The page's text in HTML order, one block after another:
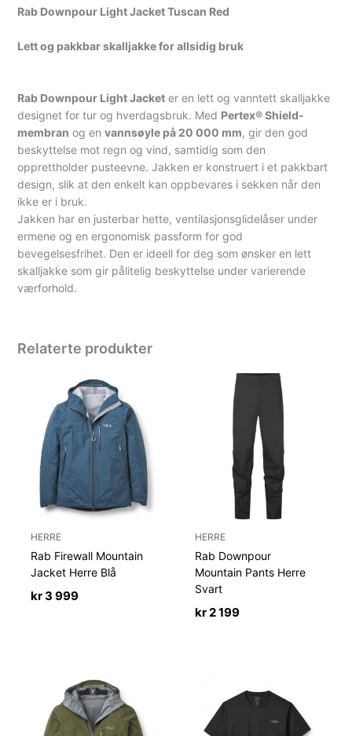
Rab Downpour Light Jacket Tuscan Red
Lett og pakkbar skalljakke for allsidig bruk
Rab Downpour Light Jacket er en lett og vanntett skalljakke
designet for tur og hverdagsbruk. Med Pertex® Shield-
membran og envannsøyle på 20 000 mm, gir den god
beskyttelse mot regn og vind, samtidig som den
opprettholder pusteevne. Jakken er konstruert i et pakkbart
design, slik at den enkelt kan oppbevares i sekken når den
ikke er i bruk.
Jakken har en justerbar hette, ventilasjonsglidelåser under
ermene og en ergonomisk passform for god
bevegelsesfrihet. Den er ideell for deg som ønsker en lett
skalljakke som gir pålitelig beskyttelse under varierende
værforhold.
Relaterte produkter
HERRE
Rab Firewall Mountain
Jacket Herre Blå
kr3 999
HERRE
Rab Downpour
Mountain Pants Herre
Svart
kr2 199